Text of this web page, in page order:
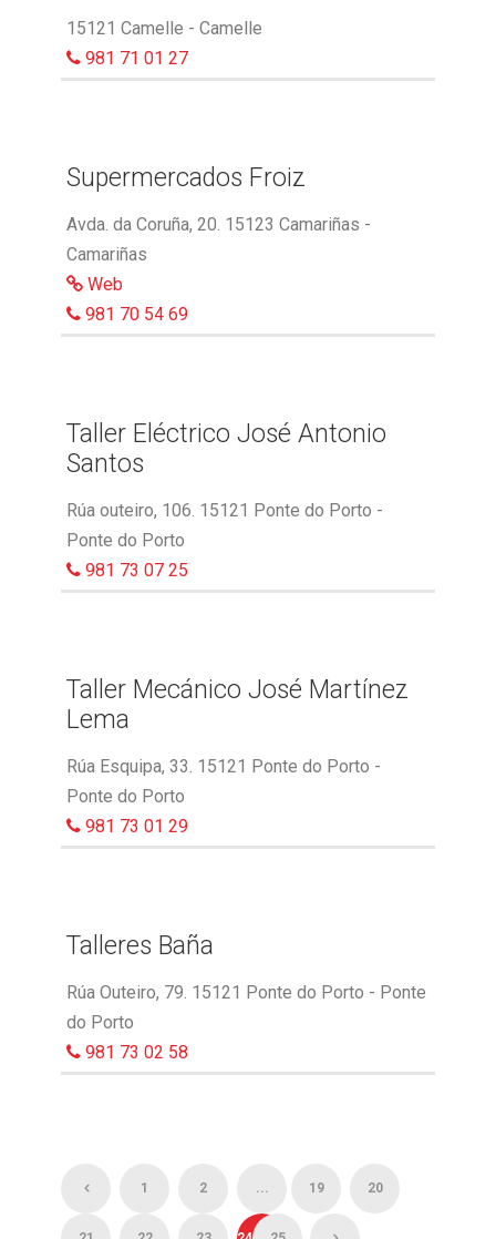
15121 Camelle - Camelle
981 71 01 27
Supermercados Froiz
Avda. da Coruña, 20. 15123 Camariñas -
Camariñas
Web
981 70 54 69
Taller Eléctrico José Antonio
Santos
Rúa outeiro, 106. 15121 Ponte do Porto -
Ponte do Porto
981 73 07 25
Taller Mecánico José Martínez
Lema
Rúa Esquipa, 33. 15121 Ponte do Porto -
Ponte do Porto
981 73 01 29
Talleres Baña
Rúa Outeiro, 79. 15121 Ponte do Porto - Ponte
do Porto
981 73 02 58
1 2 ... 19 20